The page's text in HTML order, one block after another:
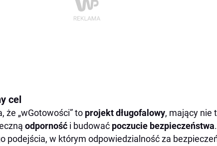
cel
że „wGotowości” to projekt długofalowy, mający nie
odporność i budować poczucie bezpieczeństwa
podejścia, w którym odpowiedzialność za